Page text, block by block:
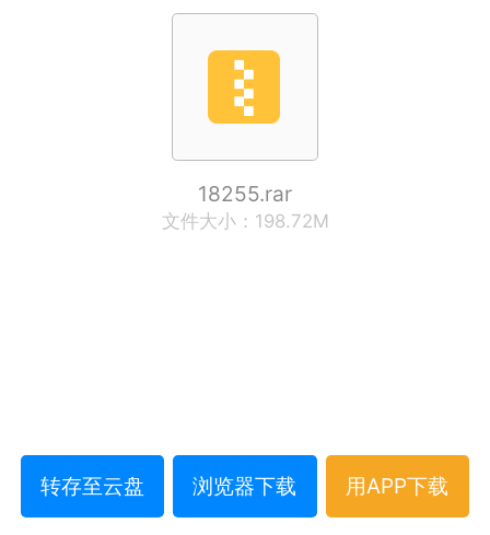
18255.rar
文件大小：198.72M
转存至云盘 浏览器下载 用APP下载